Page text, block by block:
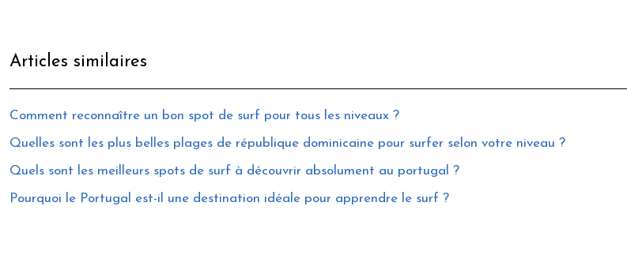
Articles similaires
Comment reconnaître un bon spot de surf pour tous les niveaux ?
Quelles sont les plus belles plages de république dominicaine pour surfer selon votre niveau ?
Quels sont les meilleurs spots de surf à découvrir absolument au portugal ?
Pourquoi le Portugal est-il une destination idéale pour apprendre le surf ?